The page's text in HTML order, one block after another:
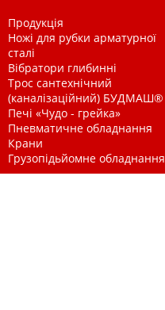
Продукція
Ножі для рубки арматурної
сталі
Вібратори глибинні
Трос сантехнічний
(каналізаційний) БУДМАШ®
Печі «Чудо - грейка»
Пневматичне обладнання
Крани
Грузопідьйомне обладнання